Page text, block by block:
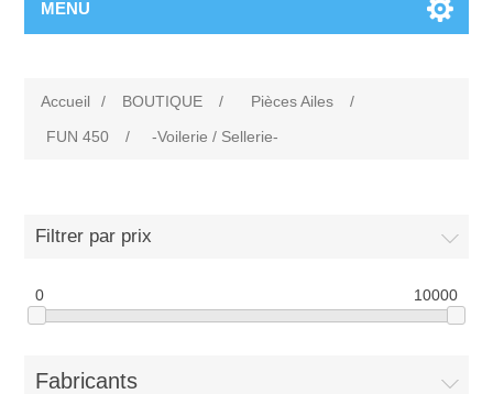
MENU
Accueil / BOUTIQUE / Pièces Ailes
/
FUN 450
/ -Voilerie / Sellerie-
Filtrer par prix
0 10000
Fabricants